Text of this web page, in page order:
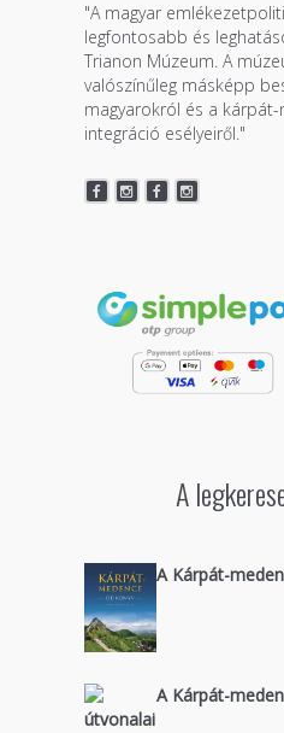
"A magyar
legfontosabb és
Trianon Múzeum. A
valószínűleg másképp
magyarokról és a
integráció esélyeiről."
A
A Kárpát-
A Kárpát-
útvonalai